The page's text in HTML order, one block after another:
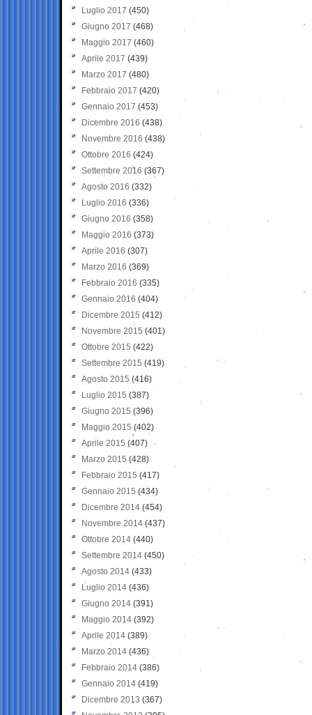
Luglio 2017 (450)
Giugno 2017 (468)
Maggio 2017 (460)
Aprile 2017 (439)
Marzo 2017 (480)
Febbraio 2017 (420)
Gennaio 2017 (453)
Dicembre 2016 (438)
Novembre 2016 (438)
Ottobre 2016 (424)
Settembre 2016 (367)
Agosto 2016 (332)
Luglio 2016 (336)
Giugno 2016 (358)
Maggio 2016 (373)
Aprile 2016 (307)
Marzo 2016 (369)
Febbraio 2016 (335)
Gennaio 2016 (404)
Dicembre 2015 (412)
Novembre 2015 (401)
Ottobre 2015 (422)
Settembre 2015 (419)
Agosto 2015 (416)
Luglio 2015 (387)
Giugno 2015 (396)
Maggio 2015 (402)
Aprile 2015 (407)
Marzo 2015 (428)
Febbraio 2015 (417)
Gennaio 2015 (434)
Dicembre 2014 (454)
Novembre 2014 (437)
Ottobre 2014 (440)
Settembre 2014 (450)
Agosto 2014 (433)
Luglio 2014 (436)
Giugno 2014 (391)
Maggio 2014 (392)
Aprile 2014 (389)
Marzo 2014 (436)
Febbraio 2014 (386)
Gennaio 2014 (419)
Dicembre 2013 (367)